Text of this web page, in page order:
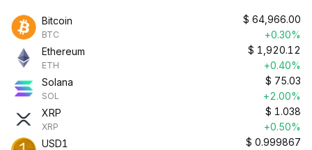
Bitcoin
BTC
$ 64,966.00
+0.30%
Ethereum
ETH
$ 1,920.12
+0.40%
Solana
SOL
$ 75.03
+2.00%
XRP
XRP
$ 1.038
+0.50%
USD1
$ 0.999867